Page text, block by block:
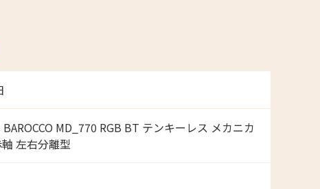
MD_770 RGB BT テンキーレス メカニカ
左右分離型